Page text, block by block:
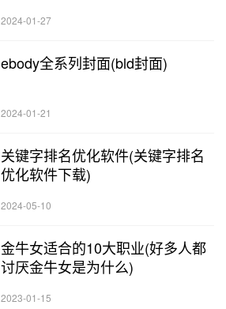
2024-01-27
ebody全系列封面(bld封面)
2024-01-21
关键字排名优化软件(关键字排名
优化软件下载)
2024-05-10
金牛女适合的10大职业(好多人都
讨厌金牛女是为什么)
2023-01-15